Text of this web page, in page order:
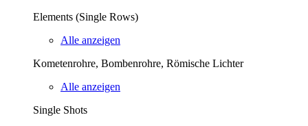
Elements (Single Rows)
Alle anzeigen
Kometenrohre, Bombenrohre, Römische Lichter
Alle anzeigen
Single Shots